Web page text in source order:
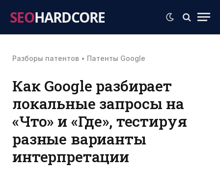
SEOHARDCORE
Разборы патентов • Патенты Google
Как Google разбирает
локальные запросы на
«Что» и «Где», тестируя
разные варианты
интерпретации